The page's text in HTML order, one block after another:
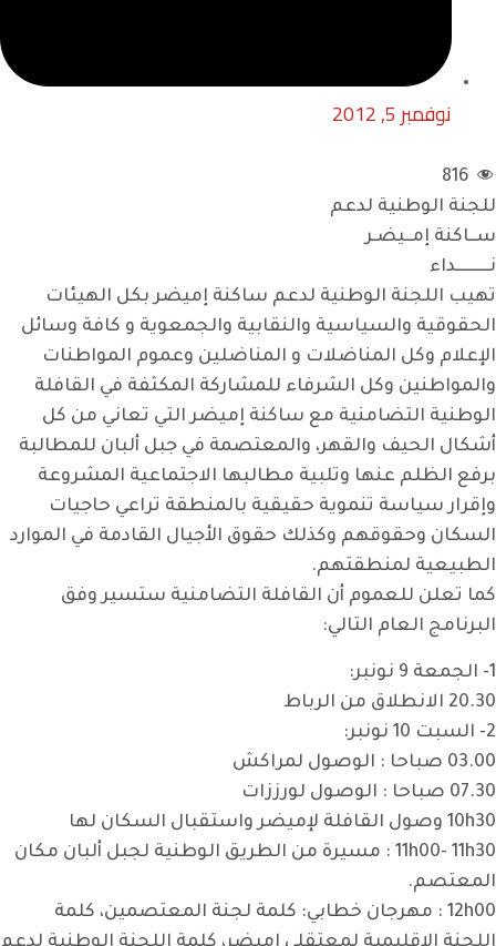
نوفمبر 5, 2012
816
للجنة الوطنية لدعم
ســاكنة إمــيضـر
نــــــــــداء
تهيب اللجنة الوطنية لدعم ساكنة إميضر بكل الهيئات
الحقوقية والسياسية والنقابية والجمعوية و كافة وسائل
الإعلام وكل المناضلات و المناضلين وعموم المواطنات
والمواطنين وكل الشرفاء للمشاركة المكثفة في القافلة
الوطنية التضامنية مع ساكنة إميضر التي تعاني من كل
أشكال الحيف والقهر، والمعتصمة في جبل ألبان للمطالبة
برفع الظلم عنها وتلبية مطالبها الاجتماعية المشروعة
وإقرار سياسة تنموية حقيقية بالمنطقة تراعي حاجيات
السكان وحقوقهم وكذلك حقوق الأجيال القادمة في الموارد
الطبيعية لمنطقتهم.
كما تعلن للعموم أن القافلة التضامنية ستسير وفق
البرنامج العام التالي:
1- الجمعة 9 نونبر:
20.30 الانطلاق من الرباط
2- السبت 10 نونبر:
03.00 صباحا : الوصول لمراكش
07.30 صباحا : الوصول لورززات
10h30 وصول القافلة لإميضر واستقبال السكان لها
11h00- 11h30 : مسيرة من الطريق الوطنية لجبل ألبان مكان
المعتصم.
12h00 : مهرجان خطابي: كلمة لجنة المعتصمين، كلمة